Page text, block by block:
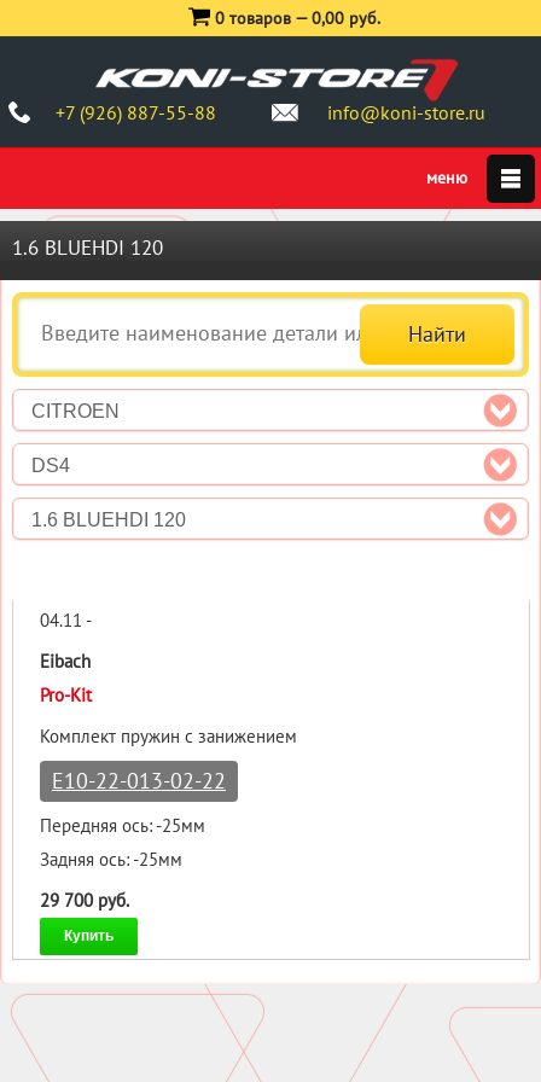
+7 (926) 887-55-88 info@koni-store.ru
0 товаров —0,00 руб.
1.6 BLUEHDI 120
CITROEN
DS4
1.6 BLUEHDI 120
04.11 -
Eibach
Pro-Kit
Комплект пружин с занижением
E10-22-013-02-22
Передняя ось: -25мм
Задняя ось: -25мм
29 700 руб.
Купить